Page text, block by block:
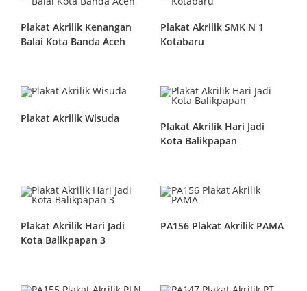
Plakat Akrilik Kenangan
Balai Kota Banda Aceh
Plakat Akrilik SMK N 1
Kotabaru
Plakat Akrilik Wisuda
Plakat Akrilik Hari Jadi
Kota Balikpapan
Plakat Akrilik Hari Jadi
Kota Balikpapan 3
PA156 Plakat Akrilik PAMA